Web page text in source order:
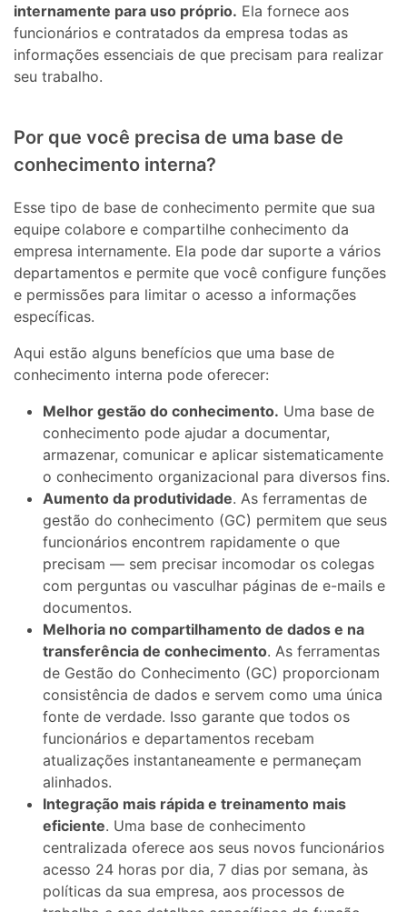
internamente para uso próprio. Ela fornece aos
funcionários e contratados da empresa todas as
informações essenciais de que precisam para realizar
seu trabalho.
Por que você precisa de uma base de
conhecimento interna?
Esse tipo de base de conhecimento permite que sua
equipe colabore e compartilhe conhecimento da
empresa internamente. Ela pode dar suporte a vários
departamentos e permite que você configure funções
e permissões para limitar o acesso a informações
específicas.
Aqui estão alguns benefícios que uma base de
conhecimento interna pode oferecer:
Melhor gestão do conhecimento. Uma base de
conhecimento pode ajudar a documentar,
armazenar, comunicar e aplicar sistematicamente
o conhecimento organizacional para diversos fins.
Aumento da produtividade. As ferramentas de
gestão do conhecimento (GC) permitem que seus
funcionários encontrem rapidamente o que
precisam — sem precisar incomodar os colegas
com perguntas ou vasculhar páginas de e-mails e
documentos.
Melhoria no compartilhamento de dados e na
transferência de conhecimento. As ferramentas
de Gestão do Conhecimento (GC) proporcionam
consistência de dados e servem como uma única
fonte de verdade. Isso garante que todos os
funcionários e departamentos recebam
atualizações instantaneamente e permaneçam
alinhados.
Integração mais rápida e treinamento mais
eficiente. Uma base de conhecimento
centralizada oferece aos seus novos funcionários
acesso 24 horas por dia, 7 dias por semana, às
políticas da sua empresa, aos processos de